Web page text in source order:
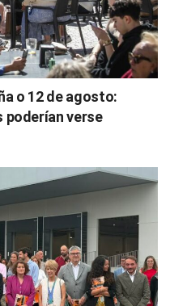
o 12 de agosto:
poderían verse